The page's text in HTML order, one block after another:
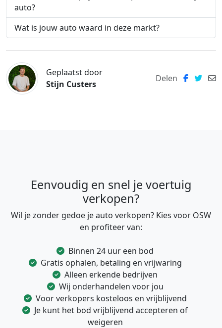
auto?
Wat is jouw auto waard in deze markt?
Geplaatst door
Stijn Custers
Delen
Eenvoudig en snel je voertuig
verkopen?
Wil je zonder gedoe je auto verkopen? Kies voor OSW
en profiteer van:
Binnen 24 uur een bod
Gratis ophalen, betaling en vrijwaring
Alleen erkende bedrijven
Wij onderhandelen voor jou
Voor verkopers kosteloos en vrijblijvend
Je kunt het bod vrijblijvend accepteren of
weigeren